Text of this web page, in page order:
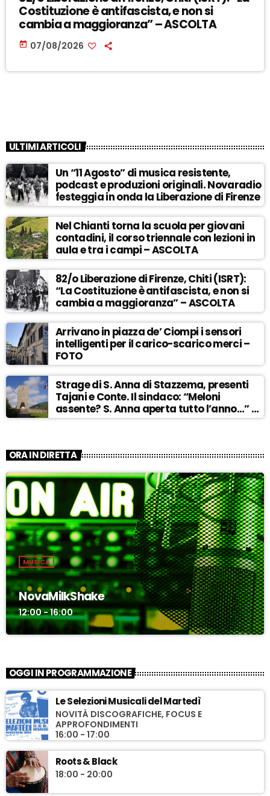
Costituzione è antifascista, e non si
cambia a maggioranza” – ASCOLTA
today 07/08/2026
ULTIMI ARTICOLI
Un “11 Agosto” di musica resistente,
podcast e produzioni originali. Novaradio
festeggia in onda la Liberazione di Firenze
Nel Chianti torna la scuola per giovani
contadini, il corso triennale con lezioni in
aula e tra i campi – ASCOLTA
82/o Liberazione di Firenze, Chiti (ISRT):
“La Costituzione è antifascista, e non si
cambia a maggioranza” – ASCOLTA
Arrivano in piazza de’ Ciompi i sensori
intelligenti per il carico-scarico merci –
FOTO
Strage di S. Anna di Stazzema, presenti
Tajani e Conte. Il sindaco: “Meloni
assente? S. Anna aperta tutto l’anno…” –
ASCOLTA
ORA IN DIRETTA
MUSICA
NovaMilkShake
12:00 - 16:00
OGGI IN PROGRAMMAZIONE
Le Selezioni Musicali del Martedì
NOVITÀ DISCOGRAFICHE, FOCUS E
APPROFONDIMENTI
16:00 - 17:00
Roots & Black
18:00 - 20:00